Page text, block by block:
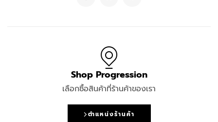
Shop Progression
เลือกซื้อสินค้าที่ร้านค้าของเรา
ตำแหน่งร้านค้า